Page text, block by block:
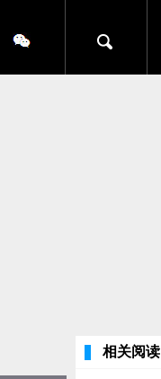
相关阅读